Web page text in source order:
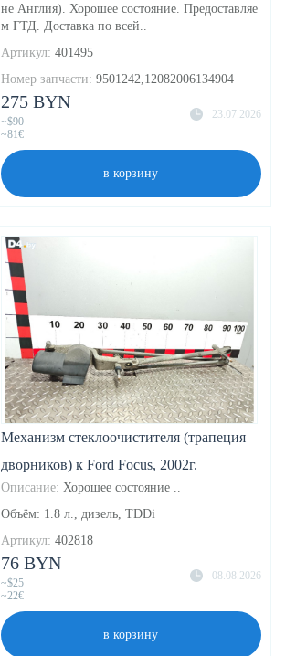
не Англия). Хорошее состояние. Предоставляе
м ГТД. Доставка по всей..
Артикул: 401495
Номер запчасти: 9501242,12082006134904
23.07.2026
275 BYN
~$90
~81€
в корзину
Механизм стеклоочистителя (трапеция
дворников) к Ford Focus, 2002г.
Описание: Хорошее состояние ..
Объём: 1.8 л., дизель, TDDi
Артикул: 402818
08.08.2026
76 BYN
~$25
~22€
в корзину